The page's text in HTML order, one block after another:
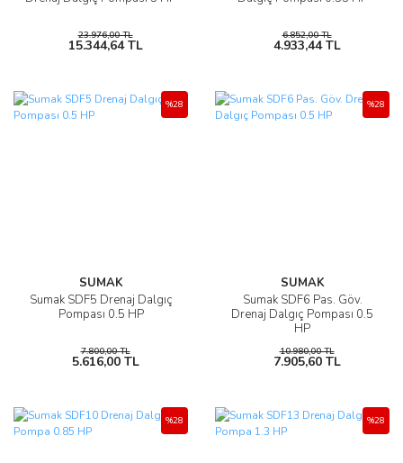
23.976,00 TL
15.344,64 TL
6.852,00 TL
4.933,44 TL
SUMAK
Sumak SDF5 Drenaj Dalgıç
Pompası 0.5 HP
%28
7.800,00 TL
5.616,00 TL
SUMAK
Sumak SDF6 Pas. Göv.
Drenaj Dalgıç Pompası 0.5
HP
%28
10.980,00 TL
7.905,60 TL
%28 %28